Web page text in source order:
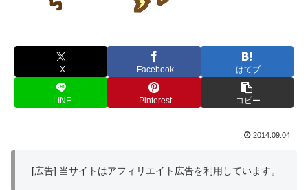
X Facebook はてブ
LINE Pinterest コピー
2014.09.04
[広告] 当サイトはアフィリエイト広告を利用しています。